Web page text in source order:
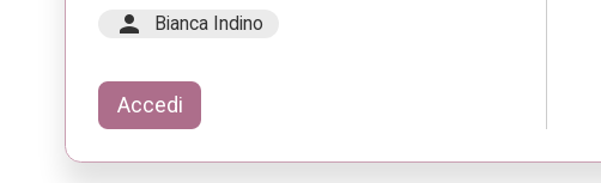
person Bianca Indino
Accedi